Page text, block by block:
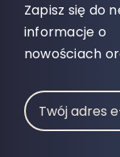
Zapisz się do
informacje o
nowościach